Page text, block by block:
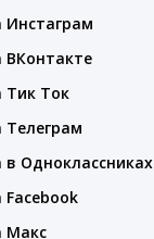
Инстаграм
ВКонтакте
Тик Ток
Телеграм
в Одноклассниках
Facebook
Макс